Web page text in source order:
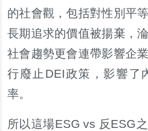
的社會觀，包括對性別平
長期追求的價值被揚棄，
社會趨勢更會連帶影響企
行廢止 DEI政策，影響了
率。
所以這場ESG vs 反ESG